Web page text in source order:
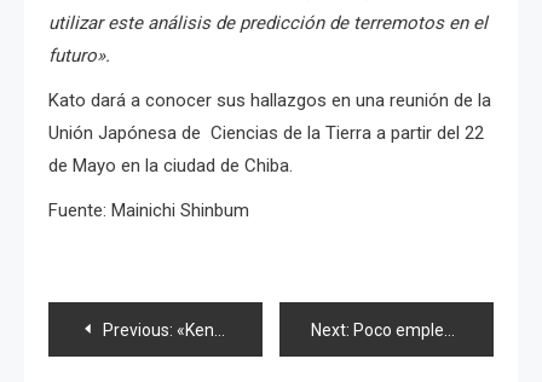
utilizar este análisis de predicción de terremotos en el
futuro».
Kato dará a conocer sus hallazgos en una reunión de la
Unión Japónesa de Ciencias de la Tierra a partir del 22
de Mayo en la ciudad de Chiba.
Fuente: Mainichi Shinbum
Navegación
Previous: «Kenkyuusei» Shihori Suzuki promovida al equipo B Next: Poco empleo para jóvenes profesionistas en Japón